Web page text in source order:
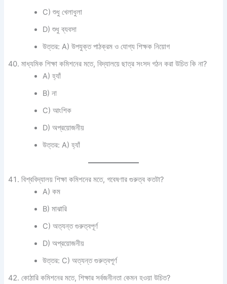
C) শুধু খেলাধুলা
D) শুধু ব্যবসা
উত্তর: A) উপযুক্ত পাঠক্রম ও যোগ্য শিক্ষক নিয়োগ
মাধ্যমিক শিক্ষা কমিশনের মতে, বিদ্যালয়ে ছাত্র সংসদ গঠন করা উচিত কি না?
A) হ্যাঁ
B) না
C) আংশিক
D) অপ্রয়োজনীয়
উত্তর: A) হ্যাঁ
বিশ্ববিদ্যালয় শিক্ষা কমিশনের মতে, গবেষণার গুরুত্ব কতটা?
A) কম
B) মাঝারি
C) অত্যন্ত গুরুত্বপূর্ণ
D) অপ্রয়োজনীয়
উত্তর: C) অত্যন্ত গুরুত্বপূর্ণ
কোঠারি কমিশনের মতে, শিক্ষার সর্বজনীনতা কেমন হওয়া উচিত?